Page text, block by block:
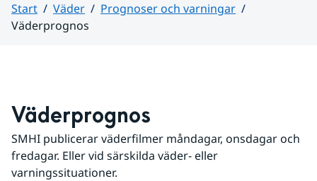
Start Väder
Prognoser och varningar
Väderprognos
Väderprognos
SMHI publicerar väderfilmer måndagar, onsdagar och
fredagar. Eller vid särskilda väder- eller
varningssituationer.